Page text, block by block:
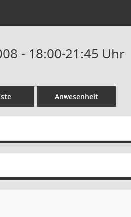
- 18:00-21:45 Uhr
Anwesenheit